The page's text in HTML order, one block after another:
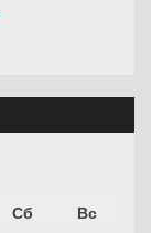
Сб Вс